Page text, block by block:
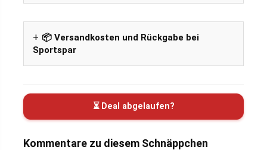
📦 Versandkosten und Rückgabe bei
Sportspar
⏳ Deal abgelaufen?
Kommentare zu diesem Schnäppchen